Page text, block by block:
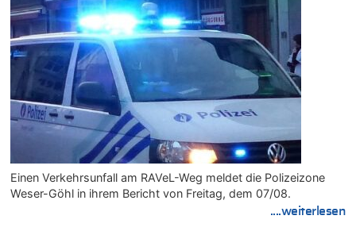
Einen Verkehrsunfall am RAVeL-Weg meldet die Polizeizone
Weser-Göhl in ihrem Bericht von Freitag, dem 07/08.
....weiterlesen